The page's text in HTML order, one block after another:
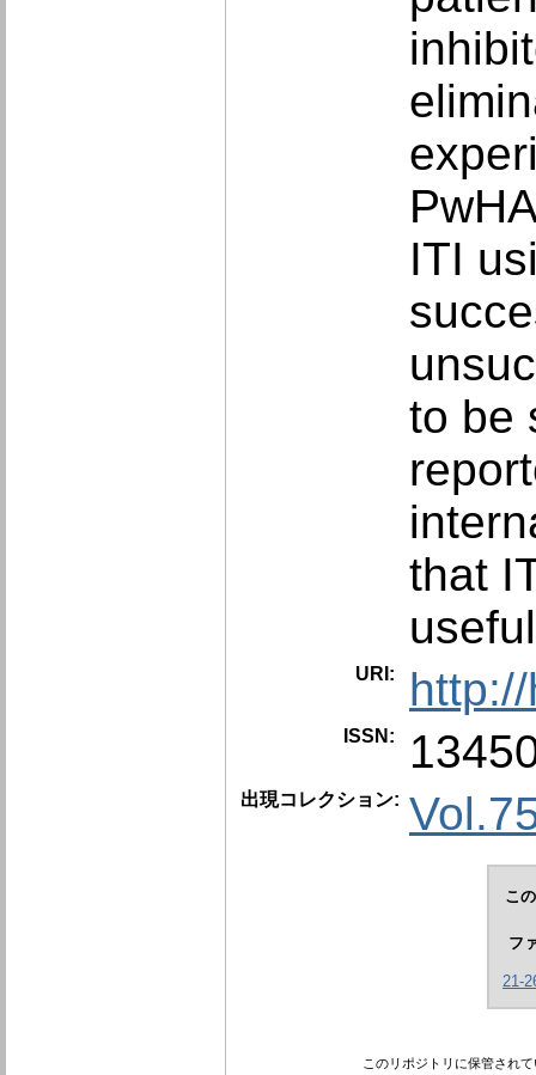
ITI
to be
that
URI:
ISSN:
出現コレクション:
こ
フ
21-
このリポジトリに保管され